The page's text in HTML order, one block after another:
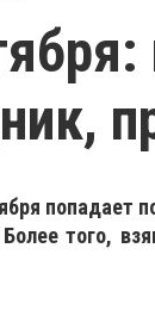
попадает
того,